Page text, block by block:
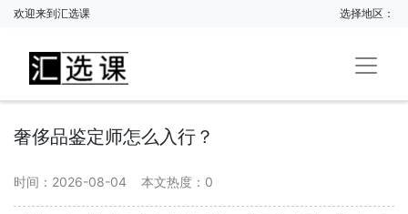
欢迎来到汇选课 选择地区：
奢侈品鉴定师怎么入行？
时间：2026-08-04 本文热度： 0